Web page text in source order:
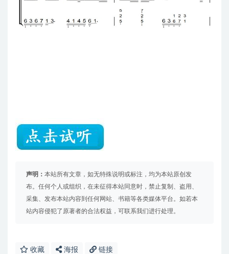
声明： 本站所有文章，如无特殊说明或标注，均为本站原创发
布。任何个人或组织，在未征得本站同意时，禁止复制、盗用、
采集、发布本站内容到任何网站、书籍等各类媒体平台。如若本
站内容侵犯了原著者的合法权益，可联系我们进行处理。
收藏 海报 链接